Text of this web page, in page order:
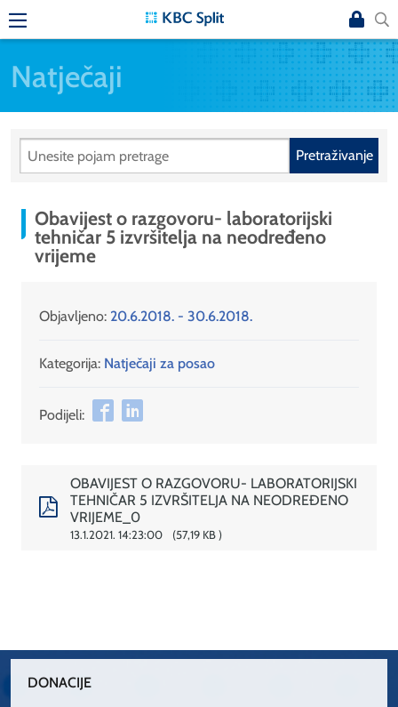
Natječaji
Pretraživanje
Obavijest o razgovoru- laboratorijski
tehničar 5 izvršitelja na neodređeno
vrijeme
Objavljeno: 20.6.2018. - 30.6.2018.
Kategorija: Natječaji za posao
Podijeli:
OBAVIJEST O RAZGOVORU- LABORATORIJSKI
TEHNIČAR 5 IZVRŠITELJA NA NEODREĐENO
VRIJEME_0
13.1.2021. 14:23:00 57,19 KB
DONACIJE